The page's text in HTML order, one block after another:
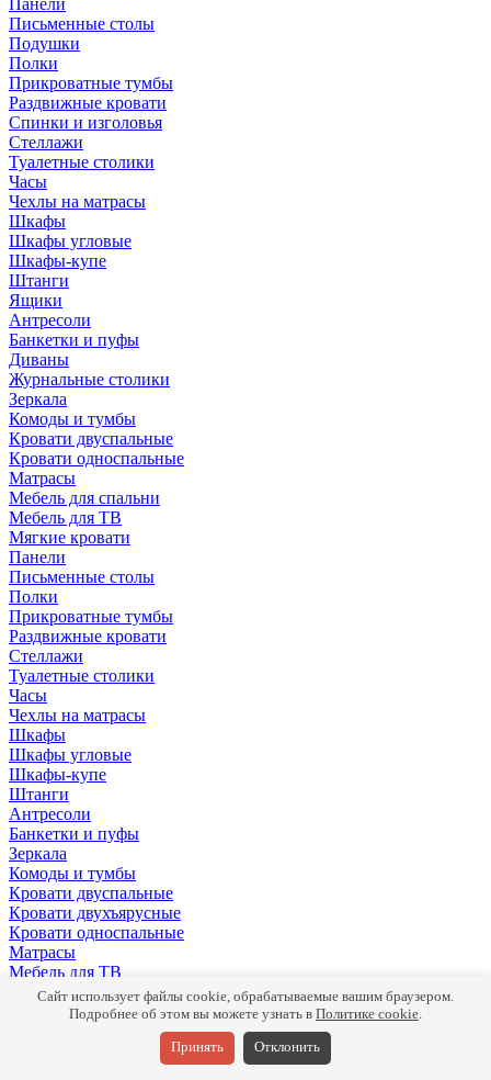
Письменные столы
Подушки
Полки
Прикроватные тумбы
Раздвижные кровати
Спинки и изголовья
Стеллажи
Туалетные столики
Часы
Чехлы на матрасы
Шкафы
Шкафы угловые
Шкафы-купе
Штанги
Ящики
Антресоли
Банкетки и пуфы
Диваны
Журнальные столики
Зеркала
Комоды и тумбы
Кровати двуспальные
Кровати односпальные
Матрасы
Мебель для спальни
Мебель для ТВ
Мягкие кровати
Панели
Письменные столы
Полки
Прикроватные тумбы
Раздвижные кровати
Стеллажи
Туалетные столики
Часы
Чехлы на матрасы
Шкафы
Шкафы угловые
Шкафы-купе
Штанги
Антресоли
Банкетки и пуфы
Зеркала
Комоды и тумбы
Кровати двуспальные
Кровати двухъярусные
Кровати односпальные
Матрасы
Мебель для ТВ
Панели
Письменные столы
Прикроватные тумбы
Сайт использует файлы cookie, обрабатываемые вашим браузером.
Подробнее об этом вы можете узнать в Политике cookie.
Принять Отклонить